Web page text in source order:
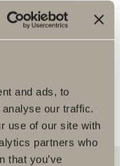
and ads, to
our traffic.
use of our site with
partners who
that you’ve